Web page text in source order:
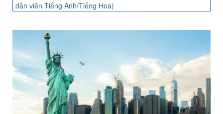
dẫn viên Tiếng Anh/Tiếng Hoa)